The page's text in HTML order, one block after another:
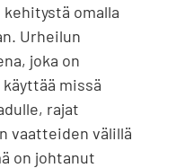
omalla
Urheilun
joka on
missä
rajat
vaatteiden välillä
on johtanut